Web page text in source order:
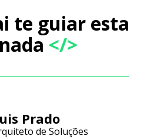
te guiar esta
</>
Prado
de Soluções